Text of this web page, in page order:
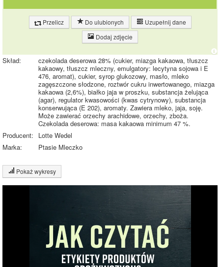
Przelicz Do ulubionych
Uzupełnij dane
Dodaj zdjęcie
Skład:
czekolada deserowa 28% (cukier, miazga kakaowa, tłuszcz
kakaowy, tłuszcz mleczny, emulgatory: lecytyna sojowa i E
476, aromat), cukier, syrop glukozowy, masło, mleko
zagęszczone słodzone, roztwór cukru inwertowanego, miazga
kakaowa (2,6%), białko jaja w proszku, substancja żelująca
(agar), regulator kwasowości (kwas cytrynowy), substancja
konserwująca (E 202), aromaty. Zawiera mleko, jaja, soję.
Może zawierać orzechy arachidowe, orzechy, zboża.
Czekolada deserowa: masa kakaowa minimum 47 %.
Producent:
Lotte Wedel
Marka:
Ptasie Mleczko
Pokaż wykresy
Wykres składu produktu
Pozostałe (18%)